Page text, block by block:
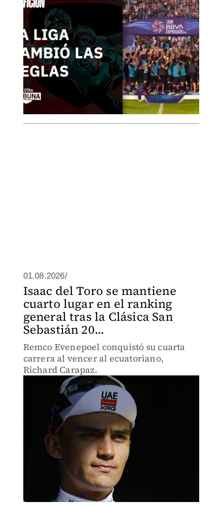
01.08.2026/
Isaac del Toro se mantiene
cuarto lugar en el ranking
general tras la Clásica San
Sebastián 20...
Remco Evenepoel conquistó su cuarta
carrera al vencer al ecuatoriano,
Richard Carapaz.